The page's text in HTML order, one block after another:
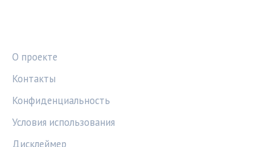
О проекте
Контакты
Конфиденциальность
Условия использования
Дисклеймер